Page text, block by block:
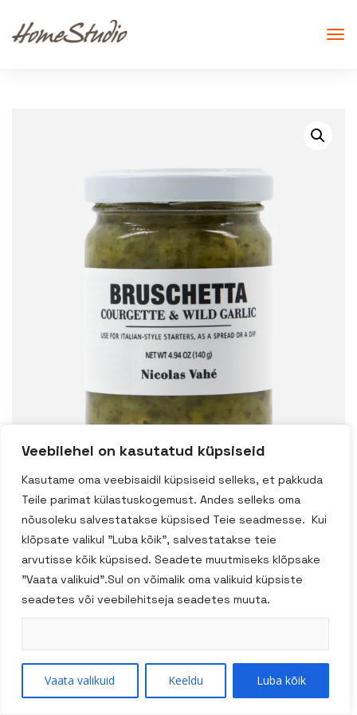
Veebilehel on kasutatud küpsiseid
Kasutame oma veebisaidil küpsiseid selleks, et pakkuda
Teile parimat külastuskogemust. Andes selleks oma
nõusoleku salvestatakse küpsised Teie seadmesse. Kui
klõpsate valikul "Luba kõik", salvestatakse teie
arvutisse kõik küpsised. Seadete muutmiseks klõpsake
"Vaata valikuid".Sul on võimalik oma valikuid küpsiste
seadetes või veebilehitseja seadetes muuta.
Vaata valikuid Keeldu Luba kõik
Nicolas Vahe Saiakate
kabatšoki ja
karulauguga 140g